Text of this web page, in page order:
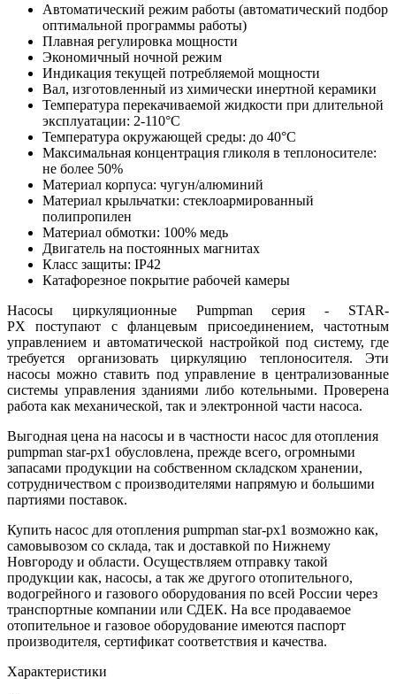
Автоматический режим работы (автоматический подбор
оптимальной программы работы)
Плавная регулировка мощности
Экономичный ночной режим
Индикация текущей потребляемой мощности
Вал, изготовленный из химически инертной керамики
Температура перекачиваемой жидкости при длительной
эксплуатации: 2-110°C
Температура окружающей среды: до 40°C
Максимальная концентрация гликоля в теплоносителе:
не более 50%
Материал корпуса: чугун/алюминий
Материал крыльчатки: стеклоармированный
полипропилен
Материал обмотки: 100% медь
Двигатель на постоянных магнитах
Класс защиты: IP42
Катафорезное покрытие рабочей камеры
Насосы циркуляционные Pumpman серия - STAR-
PX поступают с фланцевым присоединением, частотным
управлением и автоматической настройкой под систему, где
требуется организовать циркуляцию теплоносителя. Эти
насосы можно ставить под управление в централизованные
системы управления зданиями либо котельными. Проверена
работа как механической, так и электронной части насоса.
Выгодная цена на насосы и в частности насос для отопления
pumpman star-px1 обусловлена, прежде всего, огромными
запасами продукции на собственном складском хранении,
сотрудничеством с производителями напрямую и большими
партиями поставок.
Купить насос для отопления pumpman star-px1 возможно как,
самовывозом со склада, так и доставкой по Нижнему
Новгороду и области. Осуществляем отправку такой
продукции как, насосы, а так же другого отопительного,
водогрейного и газового оборудования по всей России через
транспортные компании или СДЕК. На все продаваемое
отопительное и газовое оборудование имеются паспорт
производителя, сертификат соответствия и качества.
Характеристики